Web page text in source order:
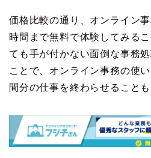
価格比較の通り、オンライン
時間まで無料で体験してみる
ても手が付かない面倒な事務
ことで、オンライン事務の使
間分の仕事を終わらせることも